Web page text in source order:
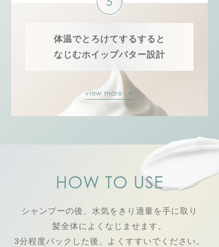
体温でとろけてするすると
なじむホイップバター設計
view more
HOW TO USE
シャンプーの後、水気をきり適量を手に取り
髪全体によくなじませます。
3分程度パックした後、よくすすいでください。